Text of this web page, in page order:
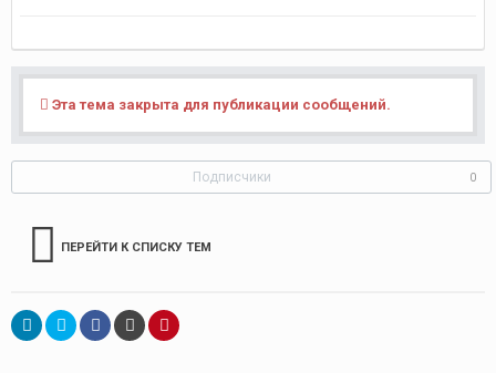
Эта тема закрыта для публикации сообщений.
Подписчики 0
ПЕРЕЙТИ К СПИСКУ ТЕМ